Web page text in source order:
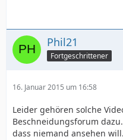
Phil21
Fortgeschrittener
16. Januar 2015 um 16:58
Leider gehören solche
Beschneidungsforum
dass niemand ansehen will.